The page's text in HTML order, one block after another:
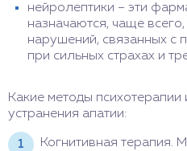
нейролептики – эти
назначаются, чаще
нарушений, связанных с
при сильных страхах и
Какие методы психотерапии
устранения апатии:
Когнитивная терапия.